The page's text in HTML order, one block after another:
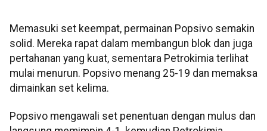
Memasuki set keempat, permainan Popsivo semakin
solid. Mereka rapat dalam membangun blok dan juga
pertahanan yang kuat, sementara Petrokimia terlihat
mulai menurun. Popsivo menang 25-19 dan memaksa
dimainkan set kelima.
Popsivo mengawali set penentuan dengan mulus dan